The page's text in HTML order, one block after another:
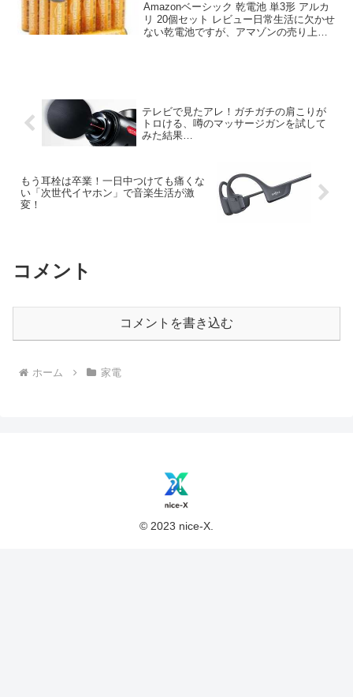
Amazonベーシック 乾電池 単3形 アルカ
リ 20個セット レビュー日常生活に欠かせ
ない乾電池ですが、アマゾンの売り上げ
テレビで見たアレ！ガチガチの肩こりが
トロける、噂のマッサージガンを試して
みた結果…
もう耳栓は卒業！一日中つけても痛くな
い「次世代イヤホン」で音楽生活が激
変！
コメント
コメントを書き込む
ホーム 家電
© 2023 nice-X.